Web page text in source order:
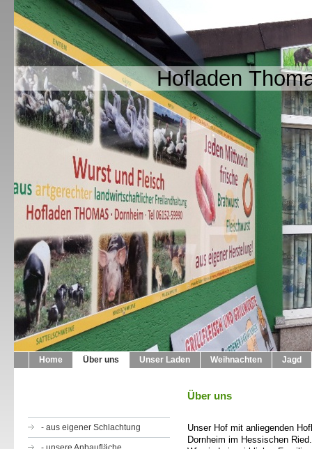
Hofladen Thomas
Home Über uns Unser Laden Weihnachten Jagd
- aus eigener Schlachtung
Über uns
Unser Hof mit anliegenden
Dornheim im Hessischen Ried.